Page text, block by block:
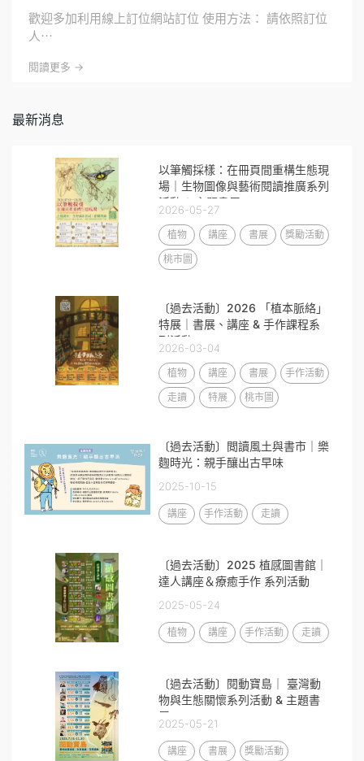
歡迎多加利用線上訂位網站訂位 使用方法： 請依照訂位
人⋯
閱讀更多 ->
最新消息
以筆觸採樣：在冊頁間重構生態現
場｜生物圖像與藝術閱讀推廣系列
活動 & 主題書展
2026-05-27
植物 講座 書展
獎勵活動
桃市圖
〔過去活動〕2026 「植本脈絡」
特展｜書展、講座 & 手作課程系
列活動
2026-03-04
植物 講座 書展
手作活動
走讀
特展 桃市圖
〔過去活動〕閲讀風土與書市｜樂
麴時光：親手釀出古早味
2025-10-15
講座 手作活動 走讀
〔過去活動〕2025 植感圖書館｜
達人講座＆療癒手作 系列活動
2025-05-24
植物 講座 手作活動 走讀
〔過去活動〕閱動寶島｜ 臺灣動
物與生態關懷系列活動 & 主題書
展
2025-05-21
講座 書展 獎勵活動